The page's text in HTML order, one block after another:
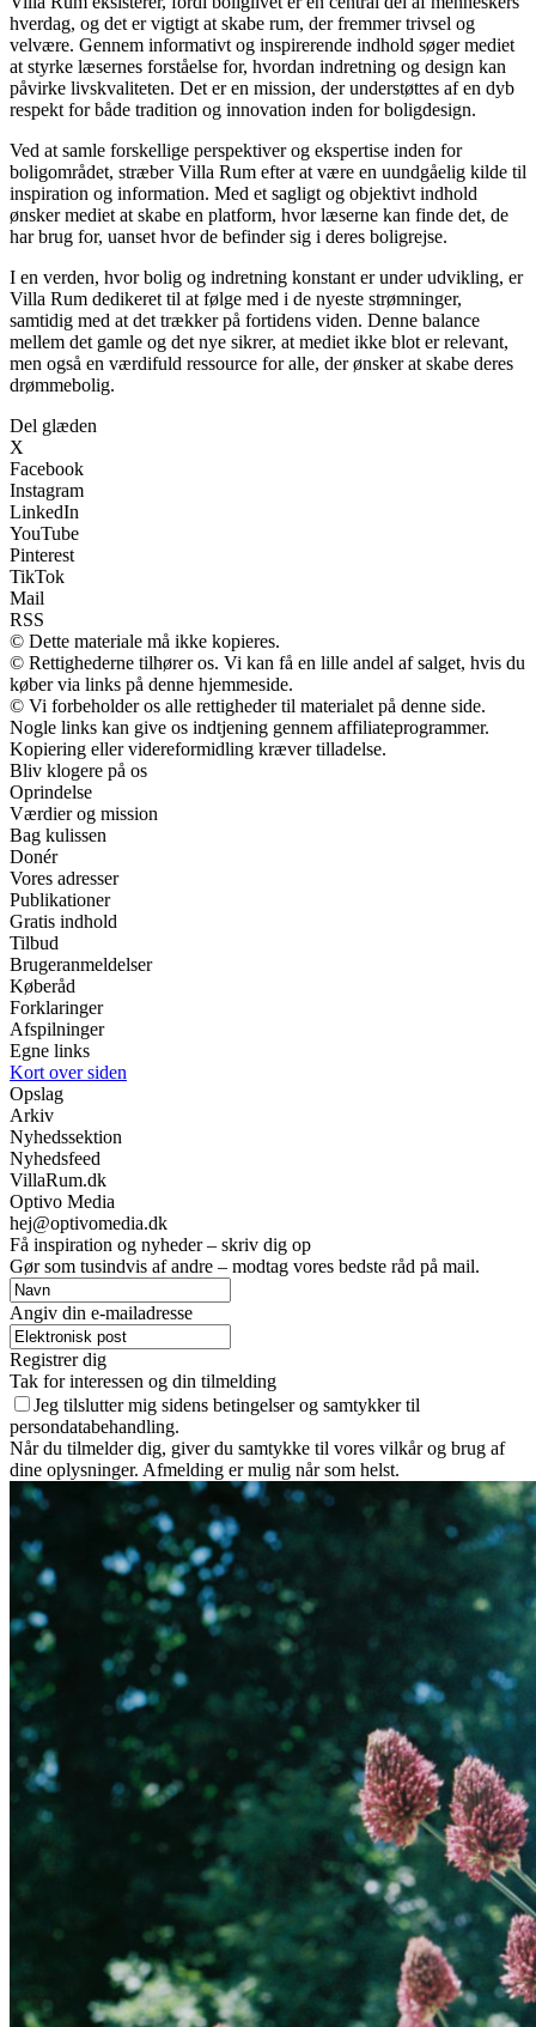
hverdag, og det er vigtigt at skabe rum, der fremmer trivsel og
velvære. Gennem informativt og inspirerende indhold søger mediet
at styrke læsernes forståelse for, hvordan indretning og design kan
påvirke livskvaliteten. Det er en mission, der understøttes af en dyb
respekt for både tradition og innovation inden for boligdesign.
Ved at samle forskellige perspektiver og ekspertise inden for
boligområdet, stræber Villa Rum efter at være en uundgåelig kilde til
inspiration og information. Med et sagligt og objektivt indhold
ønsker mediet at skabe en platform, hvor læserne kan finde det, de
har brug for, uanset hvor de befinder sig i deres boligrejse.
I en verden, hvor bolig og indretning konstant er under udvikling, er
Villa Rum dedikeret til at følge med i de nyeste strømninger,
samtidig med at det trækker på fortidens viden. Denne balance
mellem det gamle og det nye sikrer, at mediet ikke blot er relevant,
men også en værdifuld ressource for alle, der ønsker at skabe deres
drømmebolig.
Del glæden
X
Facebook
Instagram
LinkedIn
YouTube
Pinterest
TikTok
Mail
RSS
© Dette materiale må ikke kopieres.
© Rettighederne tilhører os. Vi kan få en lille andel af salget, hvis du
køber via links på denne hjemmeside.
© Vi forbeholder os alle rettigheder til materialet på denne side.
Nogle links kan give os indtjening gennem affiliateprogrammer.
Kopiering eller videreformidling kræver tilladelse.
Bliv klogere på os
Oprindelse
Værdier og mission
Bag kulissen
Donér
Vores adresser
Publikationer
Gratis indhold
Tilbud
Brugeranmeldelser
Køberåd
Forklaringer
Afspilninger
Egne links
Kort over siden
Opslag
Arkiv
Nyhedssektion
Nyhedsfeed
VillaRum.dk
Optivo Media
hej@optivomedia.dk
Få inspiration og nyheder – skriv dig op
Gør som tusindvis af andre – modtag vores bedste råd på mail.
Angiv din e-mailadresse
Registrer dig
Tak for interessen og din tilmelding
Jeg tilslutter mig sidens betingelser og samtykker til
persondatabehandling.
Når du tilmelder dig, giver du samtykke til vores vilkår og brug af
dine oplysninger. Afmelding er mulig når som helst.